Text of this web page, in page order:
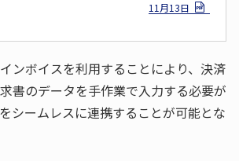
11月13日
ンボイスを利用することにより、決済
書のデータを手作業で入力する必要が
シームレスに連携することが可能とな